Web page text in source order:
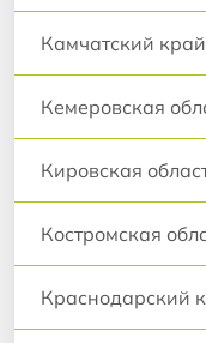
Камчатский край
Кемеровская
Кировская
Костромская
Краснодарский